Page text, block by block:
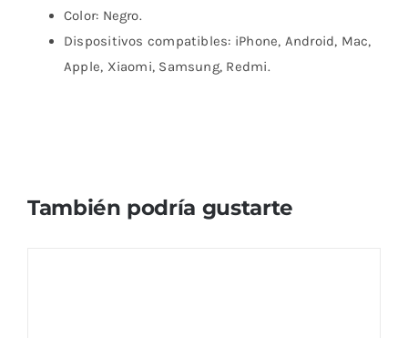
Color: Negro.
Dispositivos compatibles: iPhone, Android, Mac,
Apple, Xiaomi, Samsung, Redmi.
También podría gustarte